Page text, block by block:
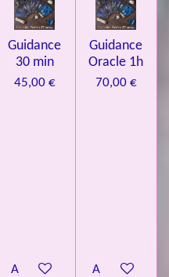
Guidance
30 min
45,00 €
Ajouter au panier
Guidance
Oracle 1h
70,00 €
Ajouter au